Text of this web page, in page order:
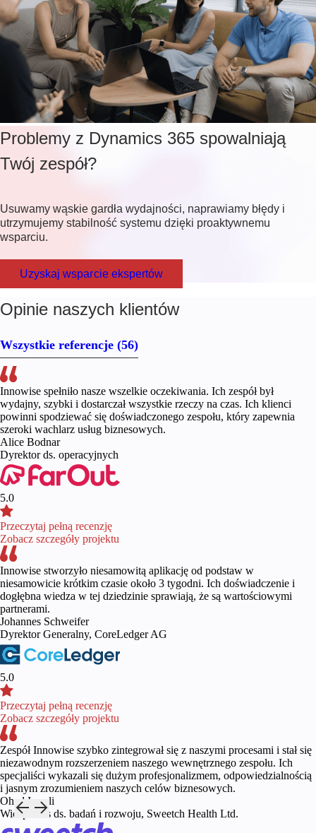
Problemy z Dynamics 365 spowalniają
Twój zespół?
Usuwamy wąskie gardła wydajności, naprawiamy błędy i
utrzymujemy stabilność systemu dzięki proaktywnemu
wsparciu.
Uzyskaj wsparcie ekspertów
Opinie naszych klientów
Wszystkie referencje (56)
Innowise spełniło nasze wszelkie oczekiwania. Ich zespół był
wydajny, szybki i dostarczał wszystkie rzeczy na czas. Ich klienci
powinni spodziewać się doświadczonego zespołu, który zapewnia
szeroki wachlarz usług biznesowych.
Alice Bodnar
Dyrektor ds. operacyjnych
5.0
Przeczytaj pełną recenzję
Zobacz szczegóły projektu
Innowise stworzyło niesamowitą aplikację od podstaw w
niesamowicie krótkim czasie około 3 tygodni. Ich doświadczenie i
dogłębna wiedza w tej dziedzinie sprawiają, że są wartościowymi
partnerami.
Johannes Schweifer
Dyrektor Generalny, CoreLedger AG
5.0
Przeczytaj pełną recenzję
Zobacz szczegóły projektu
Zespół Innowise szybko zintegrował się z naszymi procesami i stał się
niezawodnym rozszerzeniem naszego wewnętrznego zespołu. Ich
specjaliści wykazali się dużym profesjonalizmem, odpowiedzialnością
i jasnym zrozumieniem naszych celów biznesowych.
Ohad Israeli
Wiceprezes ds. badań i rozwoju, Sweetch Health Ltd.